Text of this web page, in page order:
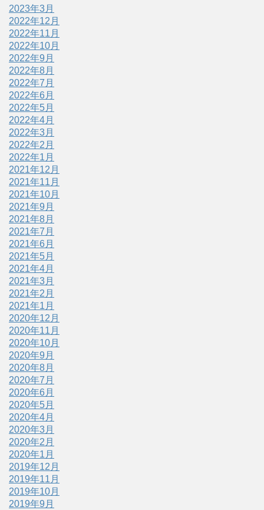
2023年3月
2022年12月
2022年11月
2022年10月
2022年9月
2022年8月
2022年7月
2022年6月
2022年5月
2022年4月
2022年3月
2022年2月
2022年1月
2021年12月
2021年11月
2021年10月
2021年9月
2021年8月
2021年7月
2021年6月
2021年5月
2021年4月
2021年3月
2021年2月
2021年1月
2020年12月
2020年11月
2020年10月
2020年9月
2020年8月
2020年7月
2020年6月
2020年5月
2020年4月
2020年3月
2020年2月
2020年1月
2019年12月
2019年11月
2019年10月
2019年9月